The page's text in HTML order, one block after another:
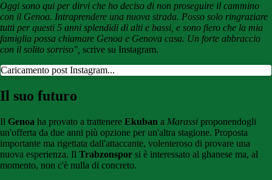
Oggi sono qui per dirvi che ho deciso di non proseguire il cammino
con il Genoa. Intraprendere una nuova strada. Posso solo ringraziare
tutti per questi 5 anni splendidi di alti e bassi, e sono fiero che la mia
famiglia possa chiamare Genoa e Genova casa. Un forte abbraccio
con il solito sorriso", scrive su Instagram.
Caricamento post Instagram...
Il suo futuro
Il Genoa ha provato a trattenere Ekuban a Marassi proponendogli
un'offerta da due anni più opzione per un'altra stagione. Proposta
importante ma rigettata dall'attaccante, volenteroso di provare una
nuova esperienza. Il Trabzonspor si è interessato al ghanese ma, al
momento, non c'è nulla di concreto.